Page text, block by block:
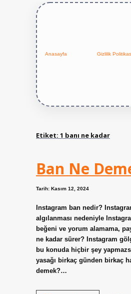
Anasayfa Gizlilik
Etiket: 1 banı ne kadar
Ban Ne
Tarih: Kasım 12, 2024
Instagram ban nedir?
algılanması nedeniyle
beğeni ve yorum alamama,
ne kadar sürer? Instagram
bu konuda hiçbir şey
yasağı birkaç günden birkaç
demek?…